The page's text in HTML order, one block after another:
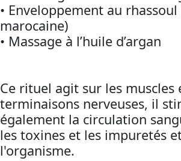
• Enveloppement au
marocaine)
• Massage à l’huile d’argan
Ce rituel agit sur les muscles
terminaisons nerveuses, il
également la circulation
les toxines et les impuretés
l'organisme.